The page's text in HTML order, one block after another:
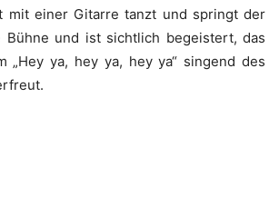
mit einer Gitarre tanzt und springt der
Bühne und ist sichtlich begeistert, das
„Hey ya, hey ya, hey ya“ singend des